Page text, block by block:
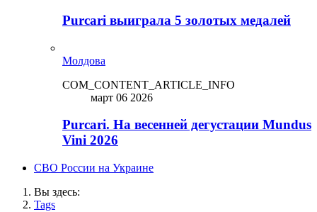
Purcari выиграла 5 золотых медалей
Молдова
COM_CONTENT_ARTICLE_INFO
март 06 2026
Purcari. На весенней дегустации Mundus
Vini 2026
СВО России на Украине
Вы здесь:
Tags